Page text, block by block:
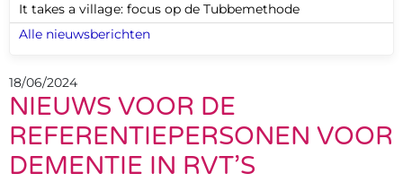
It takes a village: focus op de Tubbemethode
Alle nieuwsberichten
18/06/2024
NIEUWS VOOR DE
REFERENTIEPERSONEN VOOR
DEMENTIE IN RVT’S